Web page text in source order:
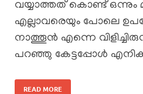
വയ്യാത്തത് കൊണ്ട് ഒന്നും
എല്ലാവരെയും പോലെ
നാത്തൂൻ എന്നെ
പറഞ്ഞു കേട്ടപ്പോൾ
READ MORE